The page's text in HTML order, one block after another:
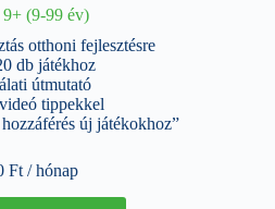
(9-99 év)
otthoni fejlesztésre
db játékhoz
útmutató
tippekkel
új játékokhoz”
Ft / hónap
Ennek